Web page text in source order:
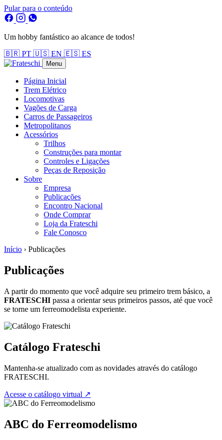
Pular para o conteúdo
Um hobby fantástico ao alcance de todos!
🇧🇷 PT 🇺🇸 EN 🇪🇸 ES
Menu
Página Inicial
Trem Elétrico
Locomotivas
Vagões de Carga
Carros de Passageiros
Metropolitanos
Acessórios
Trilhos
Construções para montar
Controles e Ligações
Peças de Reposição
Sobre
Empresa
Publicações
Encontro Nacional
Onde Comprar
Loja da Frateschi
Fale Conosco
Início › Publicações
Publicações
A partir do momento que você adquire seu primeiro trem básico, a
FRATESCHI passa a orientar seus primeiros passos, até que você
se torne um ferreomodelista experiente.
Catálogo Frateschi
Mantenha-se atualizado com as novidades através do catálogo
FRATESCHI.
Acesse o catálogo virtual ↗
ABC do Ferreomodelismo